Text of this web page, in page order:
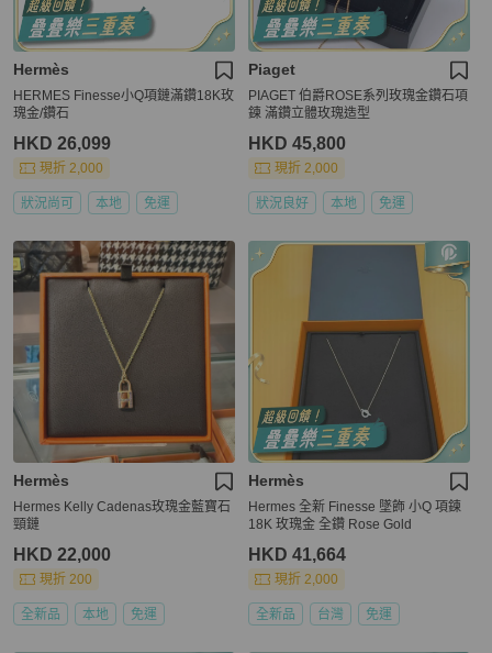
Hermès
HERMES Finesse小Q項鏈滿鑽18K玫
瑰金/鑽石
HKD 26,099
現折 2,000
狀況尚可 本地 免運
Piaget
PIAGET 伯爵ROSE系列玫瑰金鑽石項
鍊 滿鑽立體玫瑰造型
HKD 45,800
現折 2,000
狀況良好 本地 免運
Hermès
Hermes Kelly Cadenas玫瑰金藍寶石
頸鏈
HKD 22,000
現折 200
全新品 本地 免運
Hermès
Hermes 全新 Finesse 墜飾 小Q 項鍊
18K 玫瑰金 全鑽 Rose Gold
HKD 41,664
現折 2,000
全新品 台灣 免運